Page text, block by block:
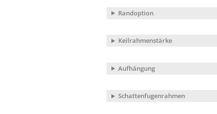
Randoption
Keilrahmenstärke
Aufhängung
Schattenfugenrahmen